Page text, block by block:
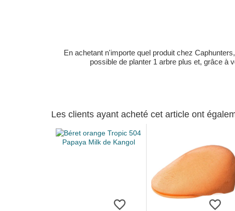
En achetant n'importe quel produit chez
possible de planter 1 arbre plus et, grâce à
Les clients ayant acheté cet article ont